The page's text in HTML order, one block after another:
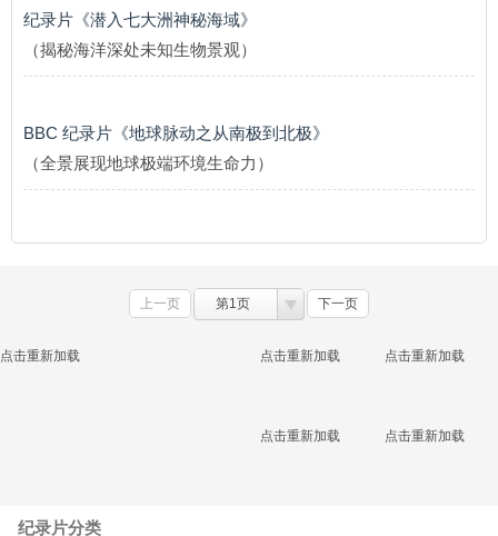
纪录片《潜入七大洲神秘海域》
（揭秘海洋深处未知生物景观）
BBC 纪录片《地球脉动之从南极到北极》
（全景展现地球极端环境生命力）
上一页 第1页 下一页
点击重新加载 点击重新加载 点击重新加载
点击重新加载 点击重新加载
纪录片分类